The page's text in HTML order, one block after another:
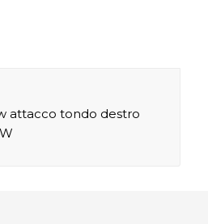
attacco tondo destro